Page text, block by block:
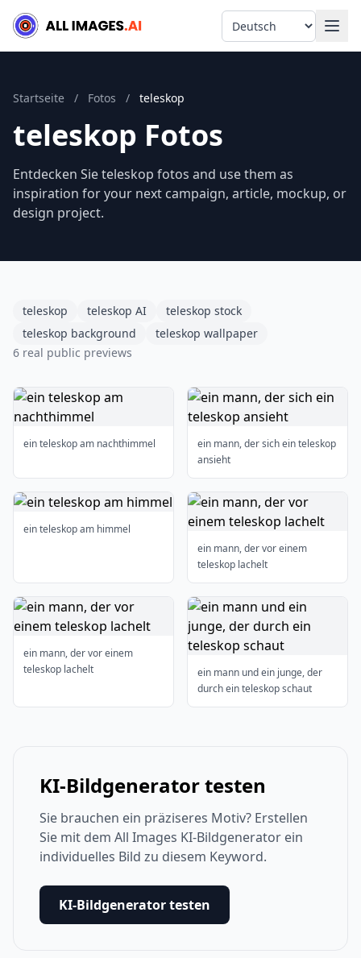
Language
Startseite / Fotos / teleskop
teleskop Fotos
Entdecken Sie teleskop fotos and use them as
inspiration for your next campaign, article, mockup, or
design project.
teleskop teleskop AI
teleskop stock
teleskop background
teleskop wallpaper
6 real public previews
ein teleskop am nachthimmel
ein mann, der sich ein teleskop
ansieht
ein teleskop am himmel
ein mann, der vor einem
teleskop lachelt
ein mann, der vor einem
teleskop lachelt
ein mann und ein junge, der
durch ein teleskop schaut
KI-Bildgenerator testen
Sie brauchen ein präziseres Motiv? Erstellen
Sie mit dem All Images KI-Bildgenerator ein
individuelles Bild zu diesem Keyword.
KI-Bildgenerator testen